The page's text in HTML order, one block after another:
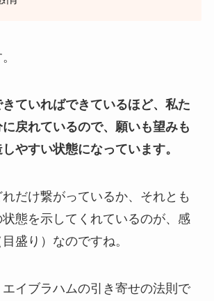
ていればできているほど、私た
戻れているので、願いも望みも
やすい状態になっています。
だけ繋がっているか、それとも
態を示してくれているのが、感
盛り）なのですね。
イブラハムの引き寄せの法則で